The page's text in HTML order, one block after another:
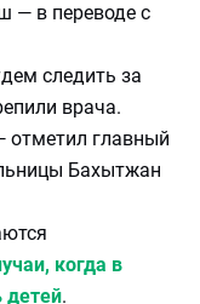
— в переводе с
следить за
врача.
отметил главный
Бахытжан
когда в
детей.